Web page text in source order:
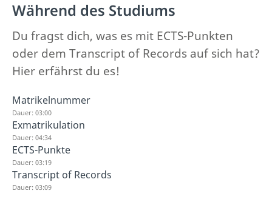
Während des Studiums
Du fragst dich, was es mit ECTS-Punkten
oder dem Transcript of Records auf sich hat?
Hier erfährst du es!
Matrikelnummer
Dauer: 03:00
Exmatrikulation
Dauer: 04:34
ECTS-Punkte
Dauer: 03:19
Transcript of Records
Dauer: 03:09